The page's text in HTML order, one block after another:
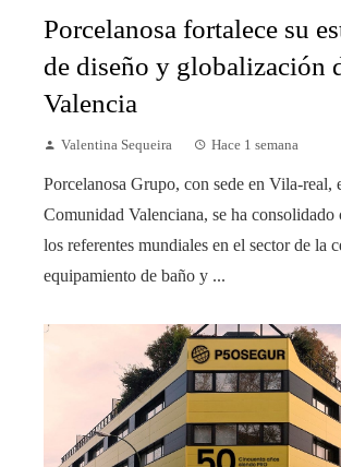
Porcelanosa fortalece su
de diseño y globalización
Valencia
Valentina Sequeira Hace 1 semana
Porcelanosa Grupo, con sede en Vila-real,
Comunidad Valenciana, se ha consolidado
los referentes mundiales en el sector de la
equipamiento de baño y ...